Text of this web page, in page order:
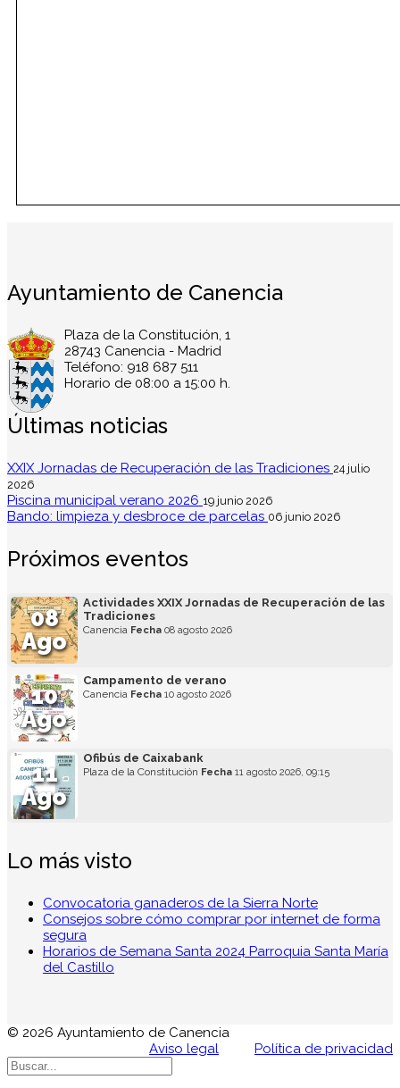
Ayuntamiento de Canencia
Plaza de la Constitución, 1
28743 Canencia - Madrid
Teléfono: 918 687 511
Horario de 08:00 a 15:00 h.
Últimas noticias
XXIX Jornadas de Recuperación de las Tradiciones 24 julio
2026
Piscina municipal verano 2026 19 junio 2026
Bando: limpieza y desbroce de parcelas 06 junio 2026
Próximos eventos
08
Ago
Actividades XXIX Jornadas de Recuperación de las
Tradiciones
Canencia Fecha 08 agosto 2026
10
Ago
Campamento de verano
Canencia Fecha 10 agosto 2026
11
Ago
Ofibús de Caixabank
Plaza de la Constitución Fecha 11 agosto 2026, 09:15
Lo más visto
Convocatoria ganaderos de la Sierra Norte
Consejos sobre cómo comprar por internet de forma
segura
Horarios de Semana Santa 2024 Parroquia Santa María
del Castillo
© 2026 Ayuntamiento de Canencia
Aviso legal
Política de privacidad